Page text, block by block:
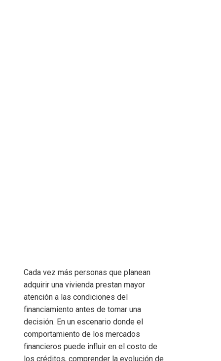
Cada vez más personas que planean
adquirir una vivienda prestan mayor
atención a las condiciones del
financiamiento antes de tomar una
decisión. En un escenario donde el
comportamiento de los mercados
financieros puede influir en el costo de
los créditos, comprender la evolución de